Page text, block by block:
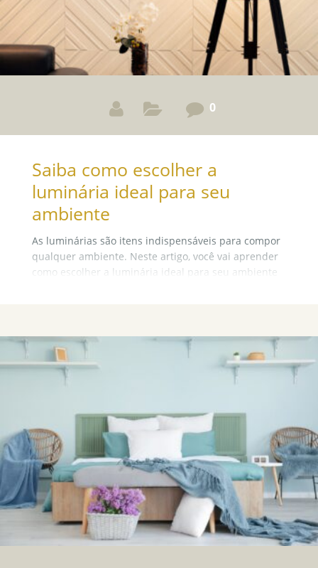
0
Saiba como escolher a
luminária ideal para seu
ambiente
As luminárias são itens indispensáveis para compor
qualquer ambiente. Neste artigo, você vai aprender
como escolher a luminária ideal para seu ambiente